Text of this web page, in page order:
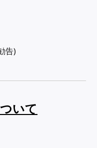
告)
いて